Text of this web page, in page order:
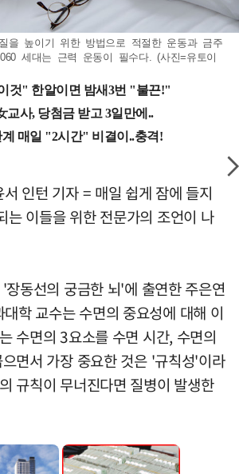
을 높이기 위한 방법으로 적절한 운동과 금주
세대는 근력 운동이 필수다. (사진=유토이
인턴 기자 = 매일 쉽게 잠에 들지
는 이들을 위한 전문가의 조언이 나
동선의 궁금한 뇌'에 출연한 주은연
학 교수는 수면의 중요성에 대해 이
수면의 3요소를 수면 시간, 수면의
면서 가장 중요한 것은 '규칙성'이라
규칙이 무너진다면 질병이 발생한